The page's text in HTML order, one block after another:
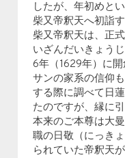
したが、年初めと
柴又帝釈天へ初詣
柴又帝釈天は、正
いざんだいきょう
6年（1629年）に
サンの家系の信仰
する際に調べて日
たのですが、縁に
本来のご本尊は大
職の日敬（にっき
られていた帝釈天